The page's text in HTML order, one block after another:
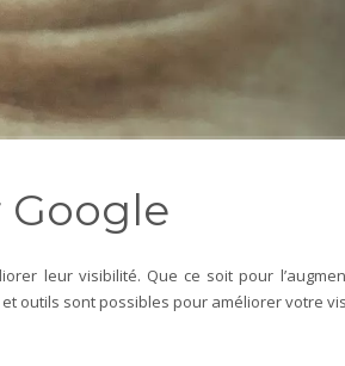
leur visibilité. Que ce soit pour
outils sont possibles pour améliorer votre